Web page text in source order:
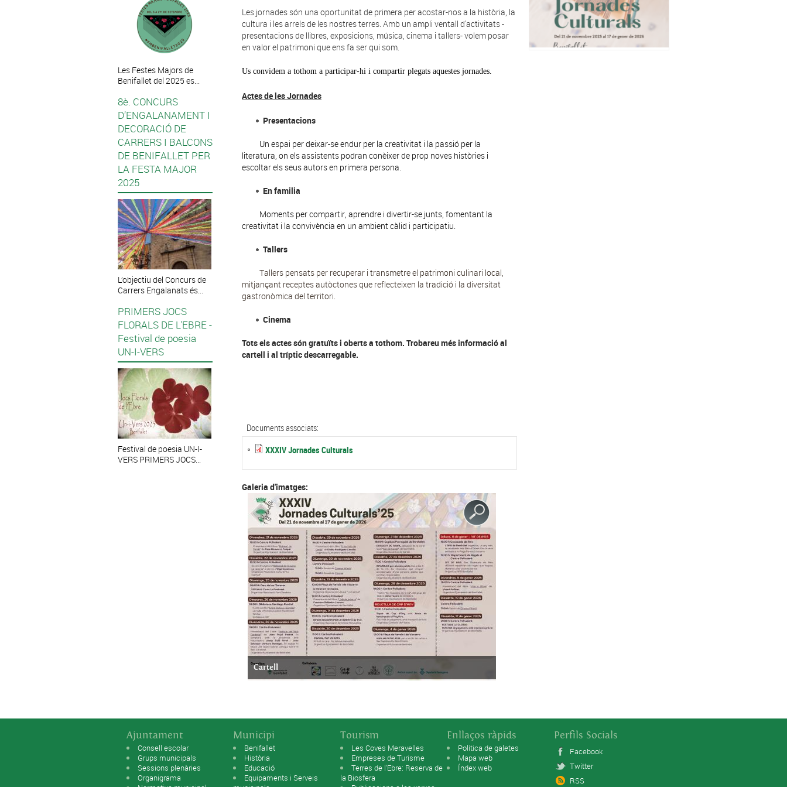
Les Festes Majors de
Benifallet del 2025 es...
8è. CONCURS
D’ENGALANAMENT I
DECORACIÓ DE
CARRERS I BALCONS
DE BENIFALLET PER
LA FESTA MAJOR
2025
L’objectiu del Concurs de
Carrers Engalanats és...
PRIMERS JOCS
FLORALS DE L'EBRE -
Festival de poesia
UN-I-VERS
Festival de poesia UN-I-
VERS PRIMERS JOCS...
Les jornades són una oportunitat de primera per acostar-nos a la història, la
cultura i les arrels de les nostres terres. Amb un ampli ventall d'activitats -
presentacions de llibres, exposicions, música, cinema i tallers- volem posar
en valor el patrimoni que ens fa ser qui som.
Us convidem a tothom a participar-hi i compartir plegats aquestes jornades.
Actes de les Jornades
Presentacions
Un espai per deixar-se endur per la creativitat i la passió per la
literatura, on els assistents podran conèixer de prop noves històries i
escoltar els seus autors en primera persona.
En familia
Moments per compartir, aprendre i divertir-se junts, fomentant la
creativitat i la convivència en un ambient càlid i participatiu.
Tallers
Tallers pensats per recuperar i transmetre el patrimoni culinari local,
mitjançant receptes autòctones que reflecteixen la tradició i la diversitat
gastronòmica del territori.
Cinema
Tots els actes són gratuïts i oberts a tothom. Trobareu més informació al
cartell i al tríptic descarregable.
Documents associats:
XXXIV Jornades Culturals
Galeria d'imatges:
Cartell
Ajuntament
Consell escolar
Grups municipals
Sessions plenàries
Organigrama
Municipi
Benifallet
Història
Educació
Equipaments i Serveis
Tourism
Les Coves Meravelles
Empreses de Turisme
Terres de l'Ebre: Reserva de
la Biosfera
Enllaços ràpids
Política de galetes
Mapa web
Índex web
Perfils Socials
Facebook
Twitter
RSS